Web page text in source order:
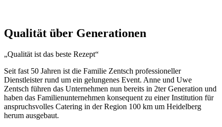
Qualität über Generationen
„Qualität ist das beste Rezept“
Seit fast 50 Jahren ist die Familie Zentsch professioneller
Dienstleister rund um ein gelungenes Event. Anne und Uwe
Zentsch führen das Unternehmen nun bereits in 2ter Generation und
haben das Familienunternehmen konsequent zu einer Institution für
anspruchsvolles Catering in der Region 100 km um Heidelberg
herum ausgebaut.